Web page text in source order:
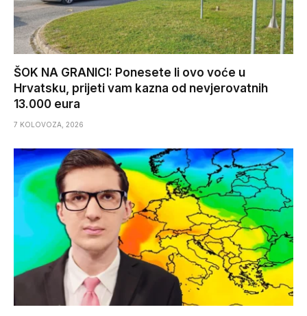
ŠOK NA GRANICI: Ponesete li ovo voće u
Hrvatsku, prijeti vam kazna od nevjerovatnih
13.000 eura
7 KOLOVOZA, 2026